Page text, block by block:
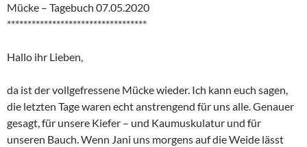
Mücke – Tagebuch 07.05.2020
**********************************
Hallo ihr Lieben,
da ist der vollgefressene Mücke wieder. Ich kann euch sagen,
die letzten Tage waren echt anstrengend für uns alle. Genauer
gesagt, für unsere Kiefer – und Kaumuskulatur und für
unseren Bauch. Wenn Jani uns morgens auf die Weide lässt